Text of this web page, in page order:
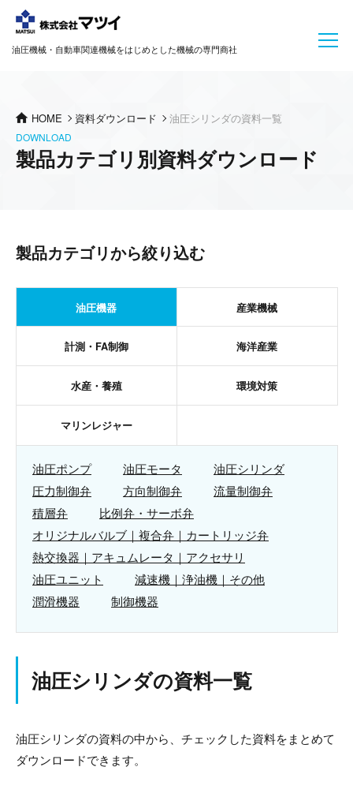
油圧機械・自動車関連機械をはじめとした機械の専門商社
HOME 資料ダウンロード 油圧シリンダの資料一覧
DOWNLOAD
製品カテゴリ別資料ダウンロード
製品カテゴリから絞り込む
油圧機器 産業機械
計測・FA制御 海洋産業
水産・養殖 環境対策
マリンレジャー
油圧ポンプ 油圧モータ
油圧シリンダ
圧力制御弁
方向制御弁
流量制御弁
積層弁
比例弁・サーボ弁
オリジナルバルブ｜複合弁｜カートリッジ弁
熱交換器｜アキュムレータ｜アクセサリ
油圧ユニット
減速機｜浄油機｜その他
潤滑機器
制御機器
油圧シリンダの資料一覧
油圧シリンダの資料の中から、チェックした資料をまとめて
ダウンロードできます。